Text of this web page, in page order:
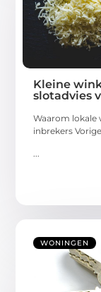
Kleine
slotadvies
Waarom lokale
inbrekers
...
WONINGEN